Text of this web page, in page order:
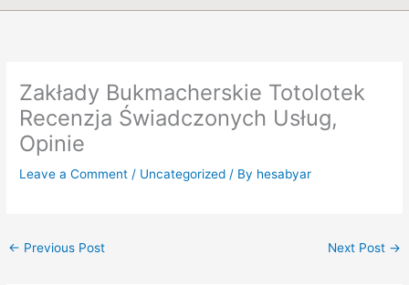
Zakłady Bukmacherskie Totolotek
Recenzja Świadczonych Usług,
Opinie
Leave a Comment / Uncategorized / By hesabyar
← Previous Post Next Post →